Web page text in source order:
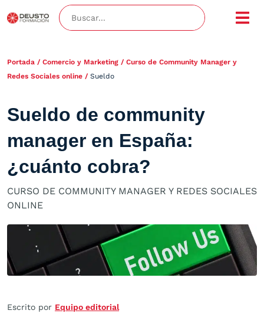
Portada / Comercio y Marketing / Curso de Community Manager y
Redes Sociales online / Sueldo
Sueldo de community
manager en España:
¿cuánto cobra?
CURSO DE COMMUNITY MANAGER Y REDES SOCIALES
ONLINE
Escrito por Equipo editorial